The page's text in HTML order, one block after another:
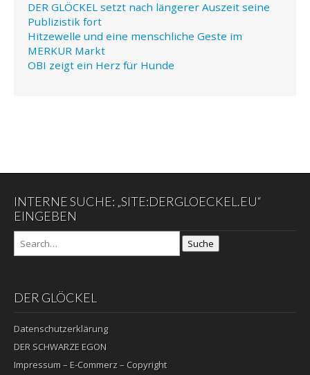
DER GLÖCKEL setzt nach längerer Auszeit seine
Publizistik fort
Hitzewelle und eine menschliche Geste im
MERKUR Markt
OBI zeigt ein Herz für Hunde
INTERNE SUCHE: „SITE:DERGLOECKEL.EU“
EINGEBEN
Suche
DER GLÖCKEL
Datenschutzerklärung
DER SCHWARZE EGON
Impressum – E-Commerz – Copyright